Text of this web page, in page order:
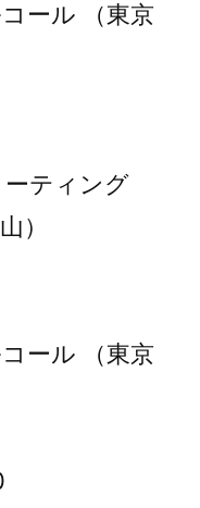
ール （東京
ティング
）
ール （東京